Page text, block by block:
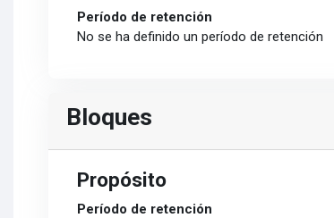
Período de retención
No se ha definido un período de retención
Bloques
Propósito
Período de retención